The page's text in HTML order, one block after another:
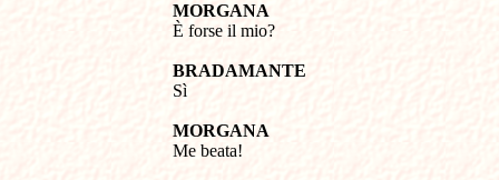
MORGANA
È forse il mio?
BRADAMANTE
Sì
MORGANA
Me beata!